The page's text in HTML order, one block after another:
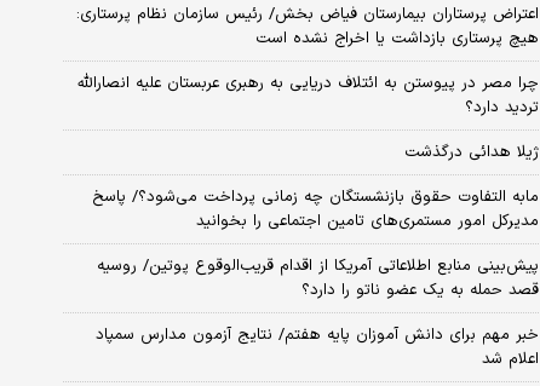
اعتراض پرستاران بیمارستان فیاض بخش/ رئیس سازمان نظام پرستاری:
هیچ پرستاری بازداشت یا اخراج نشده است
چرا مصر در پیوستن به ائتلاف دریایی به رهبری عربستان علیه انصارالله
تردید دارد؟
ژیلا هدائی درگذشت
مابه التفاوت حقوق بازنشستگان چه زمانی پرداخت می‌شود؟/ پاسخ
مدیرکل امور مستمری‌های تامین اجتماعی را بخوانید
پیش‌بینی منابع اطلاعاتی آمریکا از اقدام قریب‌الوقوع پوتین/ روسیه
قصد حمله به یک عضو ناتو را دارد؟
خبر مهم برای دانش آموزان پایه هفتم/ نتایج آزمون مدارس سمپاد
اعلام شد